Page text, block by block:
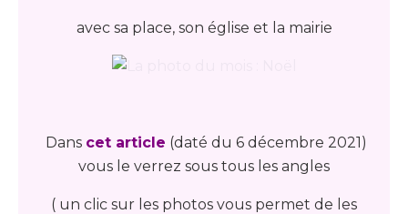
avec sa place, son église et la mairie
Dans cet article (daté du 6 décembre 2021)
vous le verrez sous tous les angles
( un clic sur les photos vous permet de les